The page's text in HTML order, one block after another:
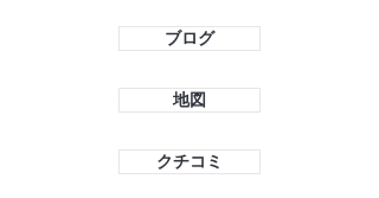
ブログ
地図
クチコミ